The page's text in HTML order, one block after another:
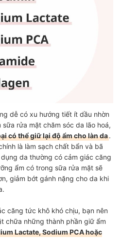
dễ có xu hướng tiết ít dầu nhờn
rửa mặt chăm sóc da lão hoá,
có thể giữ lại độ ẩm cho làn da.
là làm sạch chất bẩn và bã
da thường có cảm giác căng
ẩm có trong sữa rửa mặt sẽ
giảm bớt gánh nặng cho da khi
căng tức khô khó chịu, bạn nên
chữa những thành phần giữ ẩm
Lactate, Sodium PCA hoặc